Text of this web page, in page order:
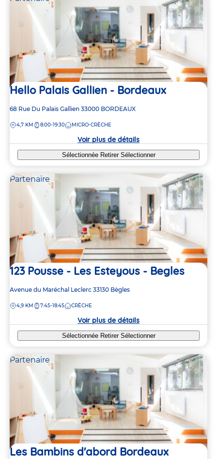
Hello Palais Gallien - Bordeaux
Adresse
la
68 Rue Du Palais Gallien 33000 BORDEAUX
DISTANCE
4,7 KM 8:00-19:30 MICRO-CRÈCHE
Voir plus de détails
Sélectionnée Retirer Sélectionner
Partenaire
123 Pousse - Les Esteyous - Begles
Adresse
la
Avenue du Maréchal Leclerc 33130 Bègles
DISTANCE
4,9 KM 7:45-18:45 CRÈCHE
Voir plus de détails
Sélectionnée Retirer Sélectionner
Partenaire
Les Bambins d'abord Bordeaux